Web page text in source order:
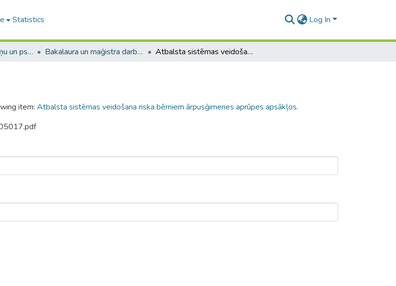
Statistics Log In
A -- Izglītības zinātņu un psiholoģijas fakultāte / Faculty of Education Sciences and Psychology Bakalaura un maģistra darbi (PPMF) / Bachelor's and Master's theses Atbalsta sistēmas veidošana riska bērniem ārpusģimenes aprūpes apsākļos.
item: Atbalsta sistēmas veidošana riska bērniem ārpusģimenes aprūpes apsākļos.